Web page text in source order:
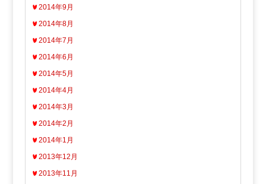
2014年9月
2014年8月
2014年7月
2014年6月
2014年5月
2014年4月
2014年3月
2014年2月
2014年1月
2013年12月
2013年11月